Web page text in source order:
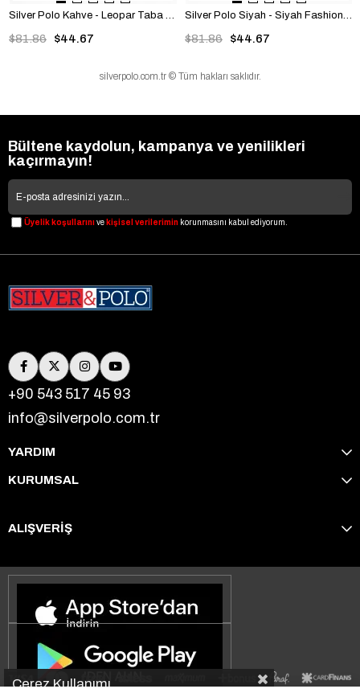
$44.67
$81.86 $44.67
$81.86
silverpolo.com.tr © Tüm hakları saklıdır.
Bültene kaydolun, kampanya ve yenilikleri
kaçırmayın!
Üyelik koşullarınıve kişisel verilerimin korunmasını kabul ediyorum.
+90 543 517 45 93
info@silverpolo.com.tr
YARDIM
KURUMSAL
ALIŞVERİŞ
Çerez Kullanımı